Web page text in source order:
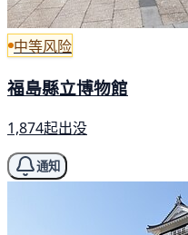
中等风险
福島縣立博物館
1,874起出没
通知